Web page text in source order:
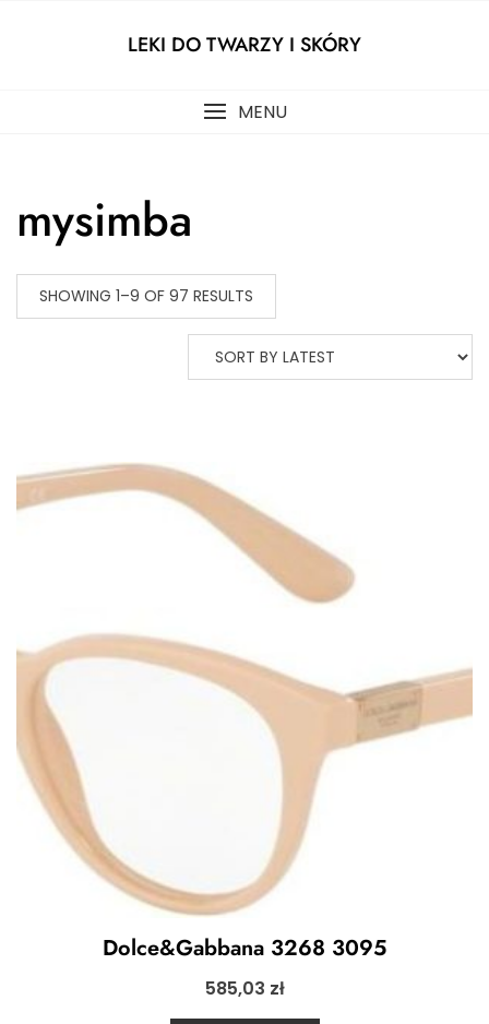
LEKI DO TWARZY I SKÓRY
MENU
mysimba
SHOWING 1–9 OF 97 RESULTS
Dolce&Gabbana 3268 3095
585,03 zł